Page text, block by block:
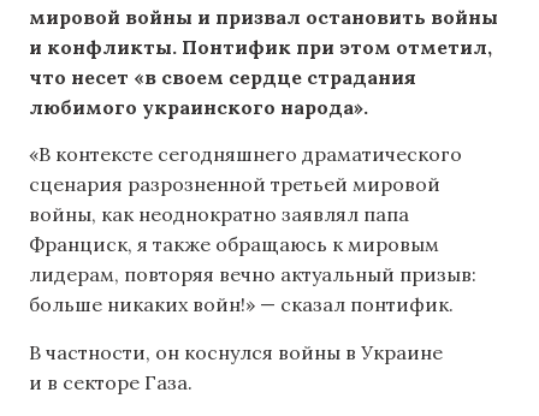
мировой войны и призвал остановить войны
и конфликты. Понтифик при этом отметил,
что несет «в своем сердце страдания
любимого украинского народа».
«В контексте сегодняшнего драматического
сценария разрозненной третьей мировой
войны, как неоднократно заявлял папа
Франциск, я также обращаюсь к мировым
лидерам, повторяя вечно актуальный призыв:
больше никаких войн!» — сказал понтифик.
В частности, он коснулся войны в Украине
и в секторе Газа.